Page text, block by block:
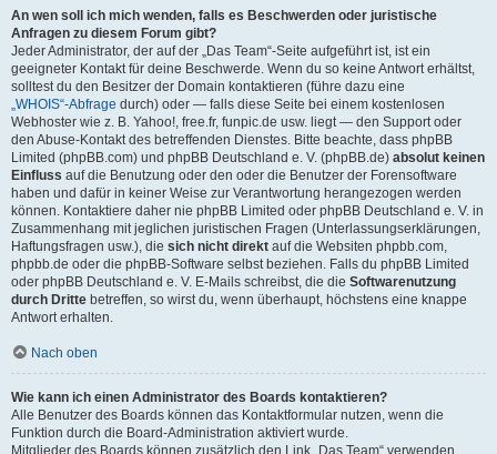
An wen soll ich mich wenden, falls es Beschwerden oder juristische
Anfragen zu diesem Forum gibt?
Jeder Administrator, der auf der „Das Team“-Seite aufgeführt ist, ist ein
geeigneter Kontakt für deine Beschwerde. Wenn du so keine Antwort erhältst,
solltest du den Besitzer der Domain kontaktieren (führe dazu eine
„WHOIS“-Abfrage durch) oder — falls diese Seite bei einem kostenlosen
Webhoster wie z. B. Yahoo!, free.fr, funpic.de usw. liegt — den Support oder
den Abuse-Kontakt des betreffenden Dienstes. Bitte beachte, dass phpBB
Limited (phpBB.com) und phpBB Deutschland e. V. (phpBB.de) absolut keinen
Einfluss auf die Benutzung oder den oder die Benutzer der Forensoftware
haben und dafür in keiner Weise zur Verantwortung herangezogen werden
können. Kontaktiere daher nie phpBB Limited oder phpBB Deutschland e. V. in
Zusammenhang mit jeglichen juristischen Fragen (Unterlassungserklärungen,
Haftungsfragen usw.), die sich nicht direkt auf die Websiten phpbb.com,
phpbb.de oder die phpBB-Software selbst beziehen. Falls du phpBB Limited
oder phpBB Deutschland e. V. E-Mails schreibst, die die Softwarenutzung
durch Dritte betreffen, so wirst du, wenn überhaupt, höchstens eine knappe
Antwort erhalten.
Nach oben
Wie kann ich einen Administrator des Boards kontaktieren?
Alle Benutzer des Boards können das Kontaktformular nutzen, wenn die
Funktion durch die Board-Administration aktiviert wurde.
Mitglieder des Boards können zusätzlich den Link „Das Team“ verwenden.